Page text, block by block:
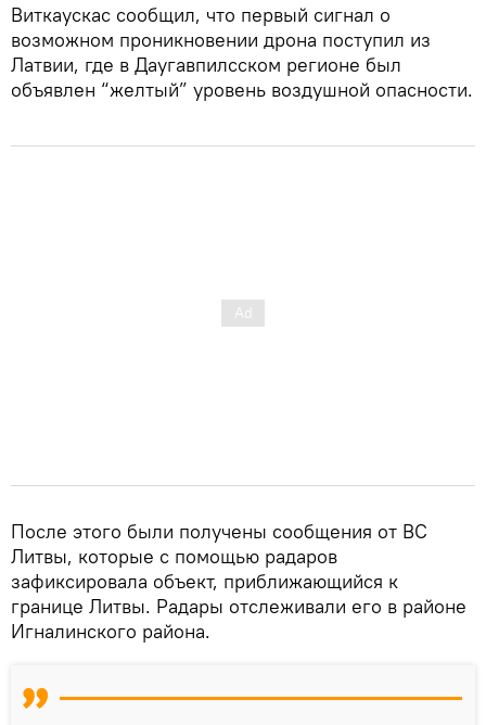
Виткаускас сообщил, что первый сигнал о
возможном проникновении дрона поступил из
Латвии, где в Даугавпилсском регионе был
объявлен “желтый” уровень воздушной опасности.
После этого были получены сообщения от ВС
Литвы, которые с помощью радаров
зафиксировала объект, приближающийся к
границе Литвы. Радары отслеживали его в районе
Игналинского района.